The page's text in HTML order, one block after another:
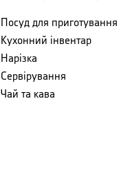
Посуд для приготування
Кухонний інвентар
Нарізка
Сервірування
Чай та кава